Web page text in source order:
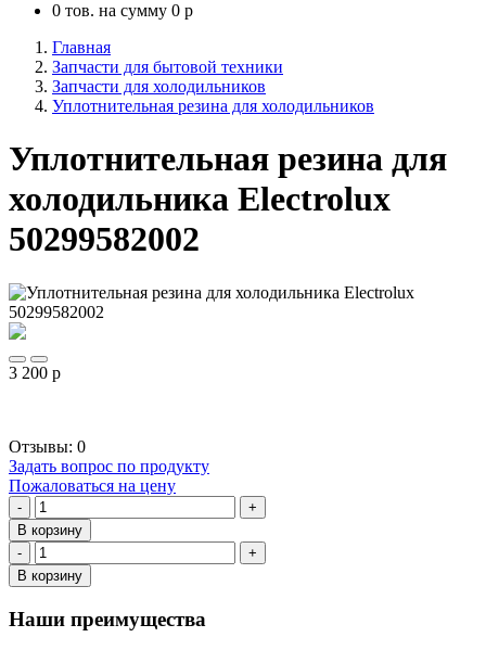
0 тов. на сумму 0 p
Главная
Запчасти для бытовой техники
Запчасти для холодильников
Уплотнительная резина для холодильников
Уплотнительная резина для
холодильника Electrolux
50299582002
3 200 p
Отзывы: 0
Задать вопрос по продукту
Пожаловаться на цену
-
+
В корзину
-
+
В корзину
Наши преимущества